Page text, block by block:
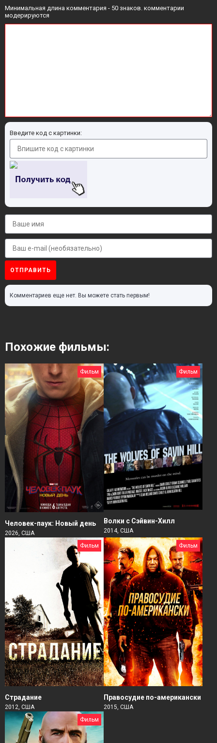
Минимальная длина комментария - 50 знаков. комментарии
модерируются
Введите код с картинки:
ОТПРАВИТЬ
Комментариев еще нет. Вы можете стать первым!
Похожие фильмы:
Фильм
Человек-паук: Новый день
2026, США
Фильм
Волки с Сэйвин-Хилл
2014, США
Фильм
Страдание
2012, США
Фильм
Правосудие по-американски
2015, США
Фильм